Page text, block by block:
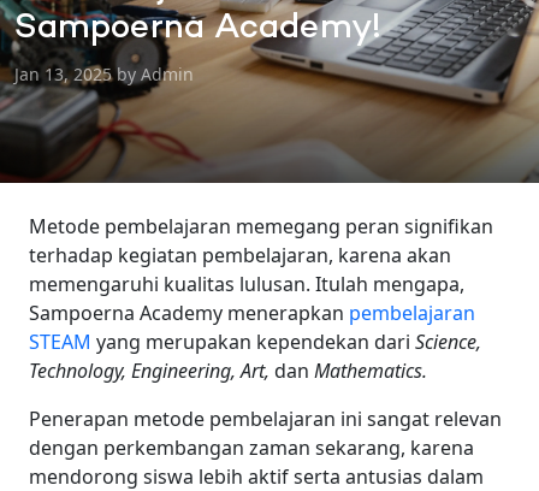
Sampoerna Academy!
Jan 13, 2025 by Admin
Metode pembelajaran memegang peran signifikan
terhadap kegiatan pembelajaran, karena akan
memengaruhi kualitas lulusan. Itulah mengapa,
Sampoerna Academy menerapkan pembelajaran
STEAM yang merupakan kependekan dari Science,
Technology, Engineering, Art, dan Mathematics.
Penerapan metode pembelajaran ini sangat relevan
dengan perkembangan zaman sekarang, karena
mendorong siswa lebih aktif serta antusias dalam